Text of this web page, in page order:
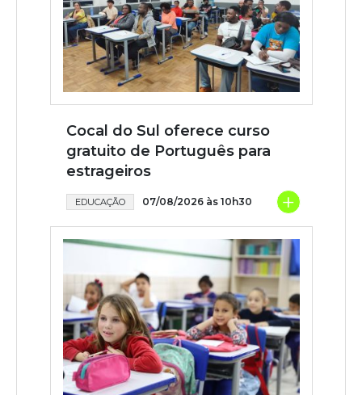
Cocal do Sul oferece curso
gratuito de Português para
estrageiros
EDUCAÇÃO 07/08/2026 às 10h30 +